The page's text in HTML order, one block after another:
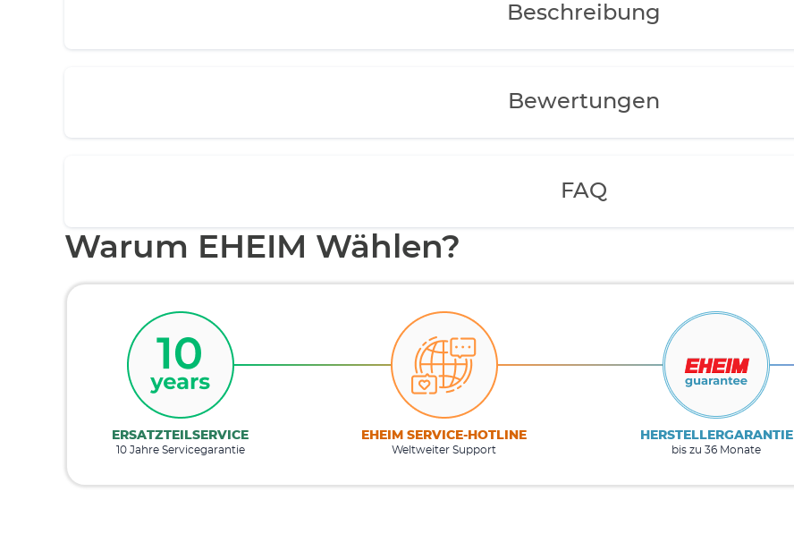
Beschreibung
Bewertungen
FAQ
Warum EHEIM Wählen?
ERSATZTEILSERVICE
10 Jahre Servicegarantie
EHEIM SERVICE-HOTLINE
Weltweiter Support
HERSTELLERGARANTIE
bis zu 36 Monate